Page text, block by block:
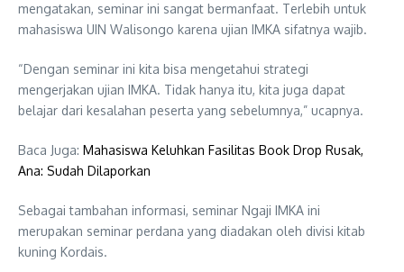
mengatakan, seminar ini sangat bermanfaat. Terlebih untuk
mahasiswa UIN Walisongo karena ujian IMKA sifatnya wajib.
“Dengan seminar ini kita bisa mengetahui strategi
mengerjakan ujian IMKA. Tidak hanya itu, kita juga dapat
belajar dari kesalahan peserta yang sebelumnya,” ucapnya.
Baca Juga: Mahasiswa Keluhkan Fasilitas Book Drop Rusak,
Ana: Sudah Dilaporkan
Sebagai tambahan informasi, seminar Ngaji IMKA ini
merupakan seminar perdana yang diadakan oleh divisi kitab
kuning Kordais.